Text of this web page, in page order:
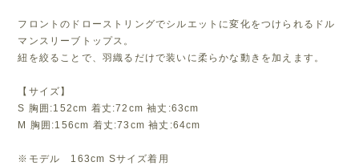
フロントのドローストリングでシルエットに変化をつけられるドル
マンスリーブトップス。
紐を絞ることで、羽織るだけで装いに柔らかな動きを加えます。
【サイズ】
S 胸囲:152cm 着丈:72cm 袖丈:63cm
M 胸囲:156cm 着丈:73cm 袖丈:64cm
※モデル 163cm Sサイズ着用